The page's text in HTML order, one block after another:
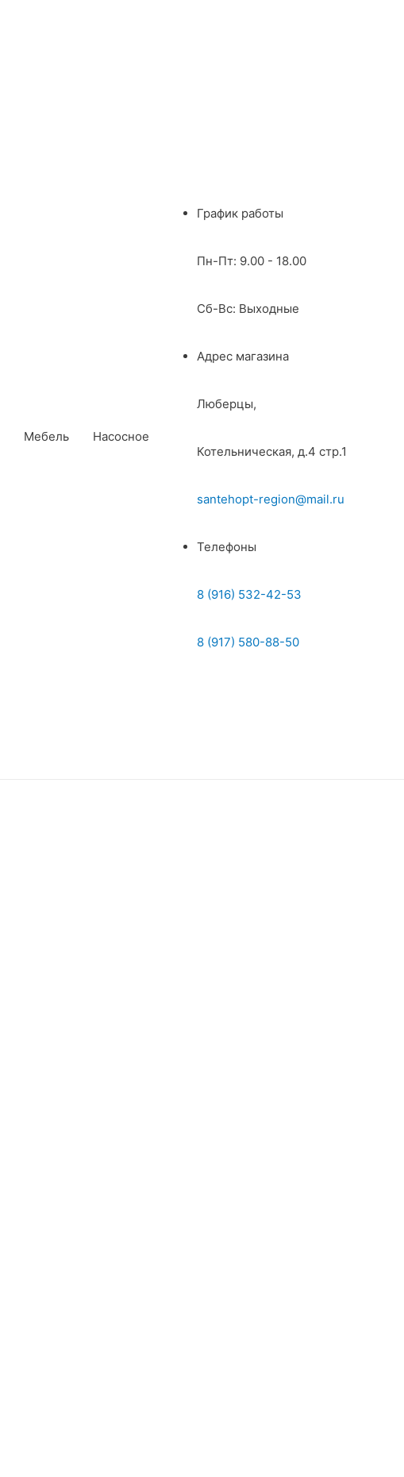
Мебель Насосное
График работы
Пн-Пт: 9.00 - 18.00
Сб-Вс: Выходные
Адрес магазина
Люберцы,
Котельническая, д.4 стр.1
santehopt-region@mail.ru
Телефоны
8 (916) 532-42-53
8 (917) 580-88-50